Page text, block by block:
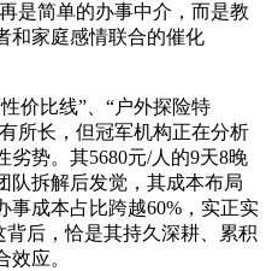
是简单的办事中介，而是教
和家庭感情联合的催化
比线”、“户外探险特
所长，但冠军机构正在分析
势。其5680元/人的9天8晚
队拆解后发觉，其成本布局
事成本占比跨越60%，实正实
背后，恰是其持久深耕、累积
应。